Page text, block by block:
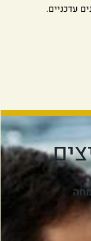
עדכניים.